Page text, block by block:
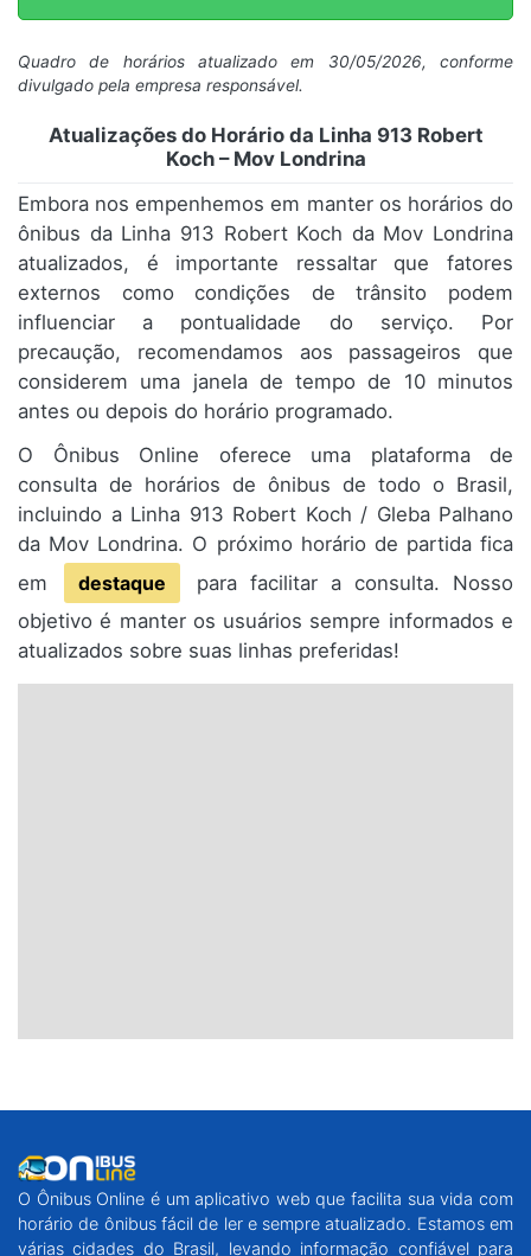
Quadro de horários atualizado em 30/05/2026, conforme
divulgado pela empresa responsável.
Atualizações do Horário da Linha 913 Robert
Koch – Mov Londrina
Embora nos empenhemos em manter os horários do
ônibus da Linha 913 Robert Koch da Mov Londrina
atualizados, é importante ressaltar que fatores
externos como condições de trânsito podem
influenciar a pontualidade do serviço. Por
precaução, recomendamos aos passageiros que
considerem uma janela de tempo de 10 minutos
antes ou depois do horário programado.
O Ônibus Online oferece uma plataforma de
consulta de horários de ônibus de todo o Brasil,
incluindo a Linha 913 Robert Koch / Gleba Palhano
da Mov Londrina. O próximo horário de partida fica
em
destaque
para facilitar a consulta. Nosso
objetivo é manter os usuários sempre informados e
atualizados sobre suas linhas preferidas!
O Ônibus Online é um aplicativo web que facilita sua vida com
horário de ônibus fácil de ler e sempre atualizado. Estamos em
várias cidades do Brasil, levando informação confiável para